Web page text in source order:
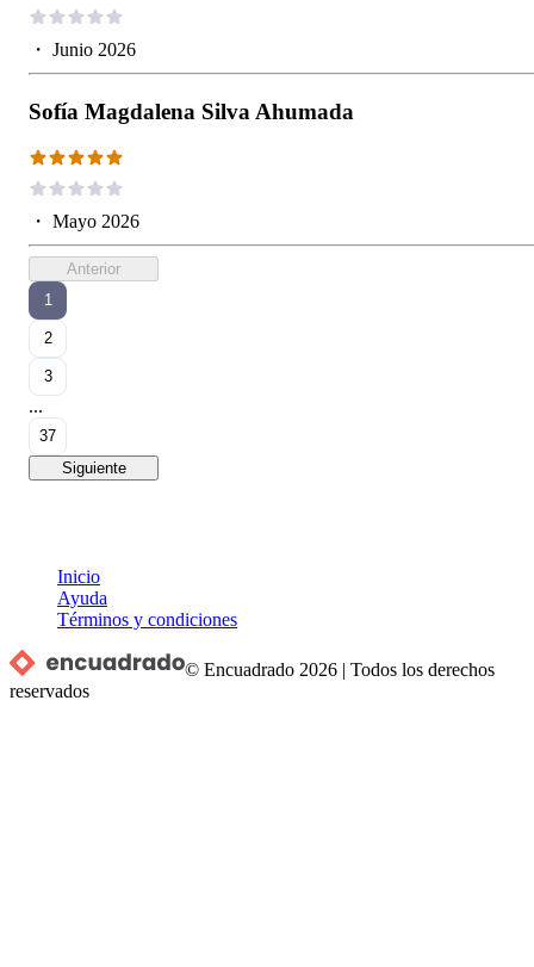
・ Junio 2026
Sofía Magdalena Silva Ahumada
・ Mayo 2026
Anterior
1
2
3
...
37
Siguiente
Inicio
Ayuda
Términos y condiciones
© Encuadrado 2026 |Todos los derechos
reservados